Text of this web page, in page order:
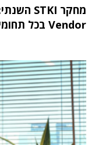
Vendor בכל תחומי שוק ה-IT